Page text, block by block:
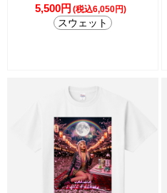
5,500円 (税込6,050円)
スウェット